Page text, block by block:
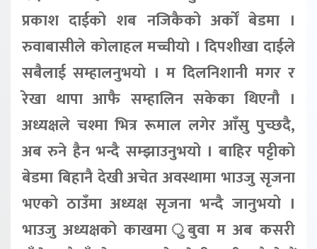
प्रकाश दाईको शब नजिकैको अर्कों बेडमा ।
रुवाबासीले कोलाहल मच्चीयो । दिपशीखा दाईले
सबैलाई सम्हालनुभयो । म दिलनिशानी मगर र
रेखा थापा आफै सम्हालिन सकेका थिएनौ ।
अध्यक्षले चश्मा भित्र रूमाल लगेर आँसु पुच्छदै,
अब रुने हैन भन्दै सम्झाउनुभयो । बाहिर पट्टीको
बेडमा बिहानै देखी अचेत अवस्थामा भाउजु सृजना
भएको ठाउँमा अध्यक्ष सृजना भन्दै जानुभयो ।
भाउजु अध्यक्षको काखमा ुबुवा म अब कसरी